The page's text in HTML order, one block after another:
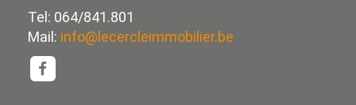
Tel: 064/841.801
Mail: info@lecercleimmobilier.be